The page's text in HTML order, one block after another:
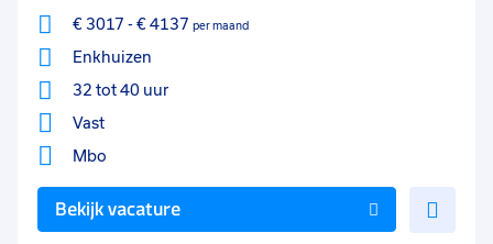
€ 3017 - € 4137 per maand
Enkhuizen
32 tot 40 uur
Vast
Mbo
Bekijk vacature